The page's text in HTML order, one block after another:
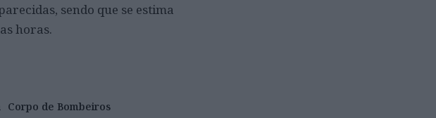
sendo que se estima
horas.
Corpo de Bombeiros